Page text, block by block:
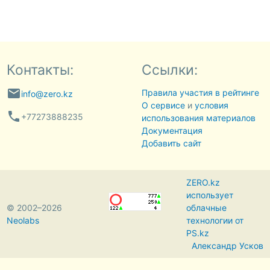
Контакты:
emailinfo@zero.kz
phone +77273888235
Ссылки:
Правила участия в рейтинге
О сервисеи условия
использования материалов
Документация
Добавить сайт
© 2002–2026
Neolabs
ZERO.kz
использует
облачные
технологии от
PS.kz
Александр Усков